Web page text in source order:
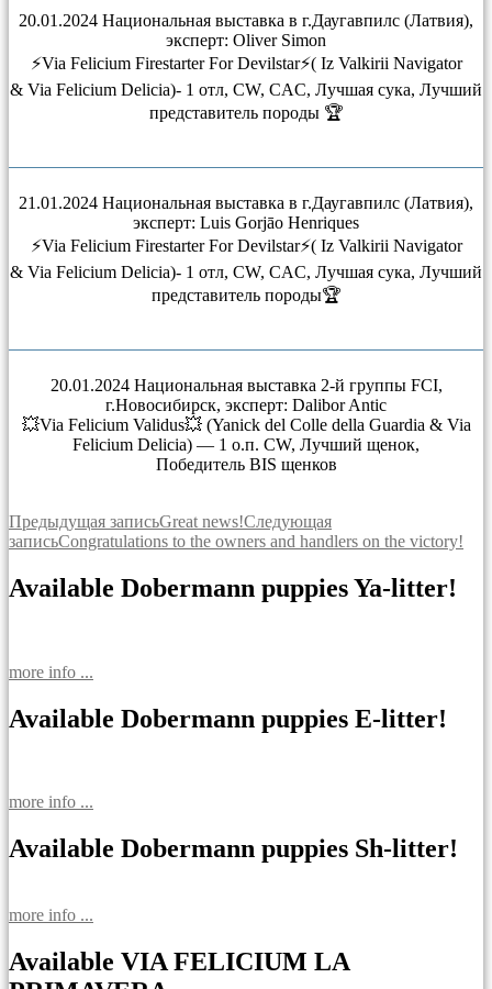
20.01.2024 Национальная выставка в г.Даугавпилс (Латвия),
эксперт: Oliver Simon
⚡Via Felicium Firestarter For Devilstar⚡( Iz Valkirii Navigator
& Via Felicium Delicia)- 1 отл, CW, CAC, Лучшая сука, Лучший
представитель породы 🏆
21.01.2024 Национальная выставка в г.Даугавпилс (Латвия),
эксперт: Luis Gorjāo Henriques
⚡Via Felicium Firestarter For Devilstar⚡( Iz Valkirii Navigator
& Via Felicium Delicia)- 1 отл, CW, CAC, Лучшая сука, Лучший
представитель породы🏆
20.01.2024 Национальная выставка 2-й группы FCI,
г.Новосибирск, эксперт: Dalibor Antic
💥Via Felicium Validus💥 (Yanick del Colle della Guardia & Via
Felicium Delicia) — 1 о.п. CW, Лучший щенок,
Победитель BIS щенков
Навигация
по
записям
Предыдущая записьGreat news!Следующая
записьCongratulations to the owners and handlers on the victory!
Available Dobermann puppies Ya-litter!
more info ...
Available Dobermann puppies E-litter!
more info ...
Available Dobermann puppies Sh-litter!
more info ...
Available VIA FELICIUM LA